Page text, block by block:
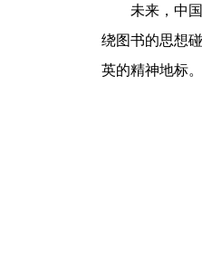
未来，中
绕图书的思想
英的精神地标。